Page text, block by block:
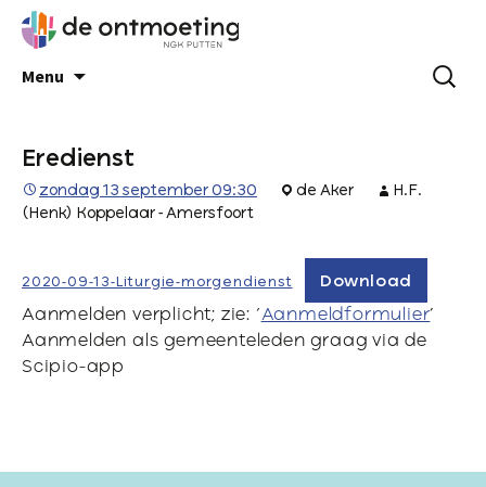
Menu
Eredienst
zondag 13 september 09:30 de Aker
H.F.
(Henk) Koppelaar - Amersfoort
2020-09-13-Liturgie-morgendienst
Download
Aanmelden verplicht; zie: ‘Aanmeldformulier’
Aanmelden als gemeenteleden graag via de
Scipio-app